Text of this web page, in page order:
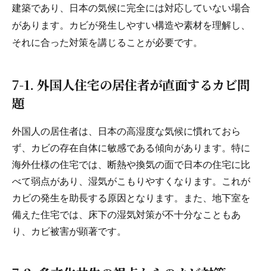
建築であり、日本の気候に完全には対応していない場合
があります。カビが発生しやすい構造や素材を理解し、
それに合った対策を講じることが必要です。
7-1. 外国人住宅の居住者が直面するカビ問
題
外国人の居住者は、日本の高湿度な気候に慣れておら
ず、カビの存在自体に敏感である傾向があります。特に
海外仕様の住宅では、断熱や換気の面で日本の住宅に比
べて弱点があり、湿気がこもりやすくなります。これが
カビの発生を助長する原因となります。また、地下室を
備えた住宅では、床下の湿気対策が不十分なこともあ
り、カビ被害が顕著です。